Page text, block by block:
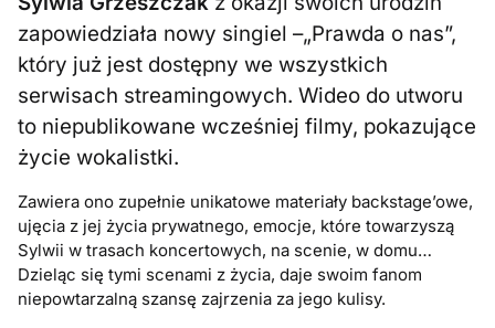
zapowiedziała nowy singiel –„Prawda o nas”,
który już jest dostępny we wszystkich
serwisach streamingowych. Wideo do utworu
to niepublikowane wcześniej filmy, pokazujące
życie wokalistki.
Zawiera ono zupełnie unikatowe materiały backstage’owe,
ujęcia z jej życia prywatnego, emocje, które towarzyszą
Sylwii w trasach koncertowych, na scenie, w domu…
Dzieląc się tymi scenami z życia, daje swoim fanom
niepowtarzalną szansę zajrzenia za jego kulisy.